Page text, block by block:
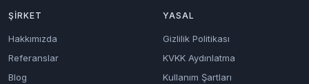
ŞIRKET
Hakkımızda
Referanslar
Blog
YASAL
Gizlilik Politikası
KVKK Aydınlatma
Kullanım Şartları